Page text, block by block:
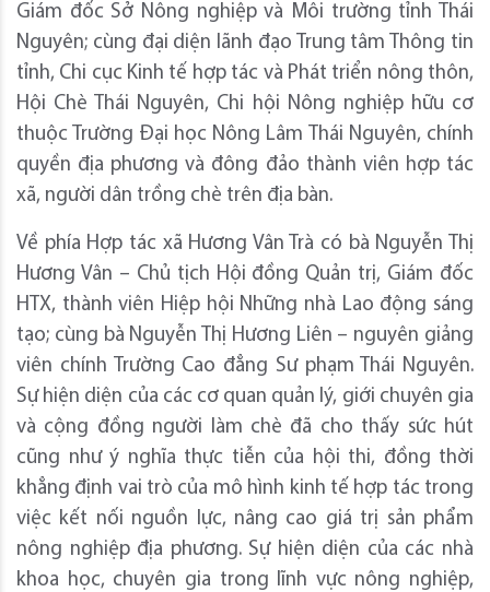
Giám đốc Sở Nông nghiệp và Môi trường tỉnh Thái
Nguyên; cùng đại diện lãnh đạo Trung tâm Thông tin
tỉnh, Chi cục Kinh tế hợp tác và Phát triển nông thôn,
Hội Chè Thái Nguyên, Chi hội Nông nghiệp hữu cơ
thuộc Trường Đại học Nông Lâm Thái Nguyên, chính
quyền địa phương và đông đảo thành viên hợp tác
xã, người dân trồng chè trên địa bàn.
Về phía Hợp tác xã Hương Vân Trà có bà Nguyễn Thị
Hương Vân – Chủ tịch Hội đồng Quản trị, Giám đốc
HTX, thành viên Hiệp hội Những nhà Lao động sáng
tạo; cùng bà Nguyễn Thị Hương Liên – nguyên giảng
viên chính Trường Cao đẳng Sư phạm Thái Nguyên.
Sự hiện diện của các cơ quan quản lý, giới chuyên gia
và cộng đồng người làm chè đã cho thấy sức hút
cũng như ý nghĩa thực tiễn của hội thi, đồng thời
khẳng định vai trò của mô hình kinh tế hợp tác trong
việc kết nối nguồn lực, nâng cao giá trị sản phẩm
nông nghiệp địa phương. Sự hiện diện của các nhà
khoa học, chuyên gia trong lĩnh vực nông nghiệp,